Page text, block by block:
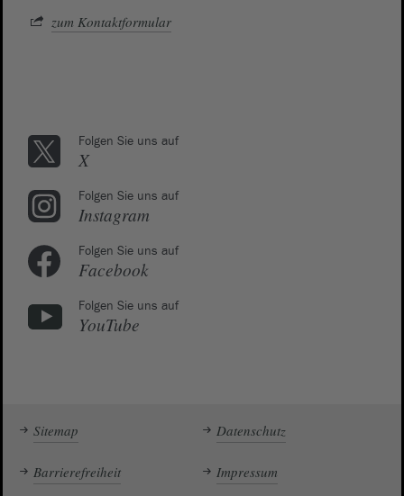
zum Kontaktformular
Folgen Sie uns auf
X
Folgen Sie uns auf
Instagram
Folgen Sie uns auf
Facebook
Folgen Sie uns auf
YouTube
Sitemap Datenschutz
Barrierefreiheit Impressum